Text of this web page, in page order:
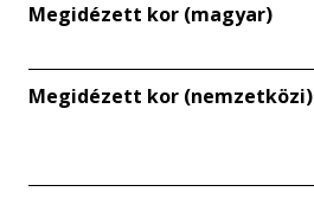
Megidézett kor (magyar)
Megidézett kor (nemzetközi)